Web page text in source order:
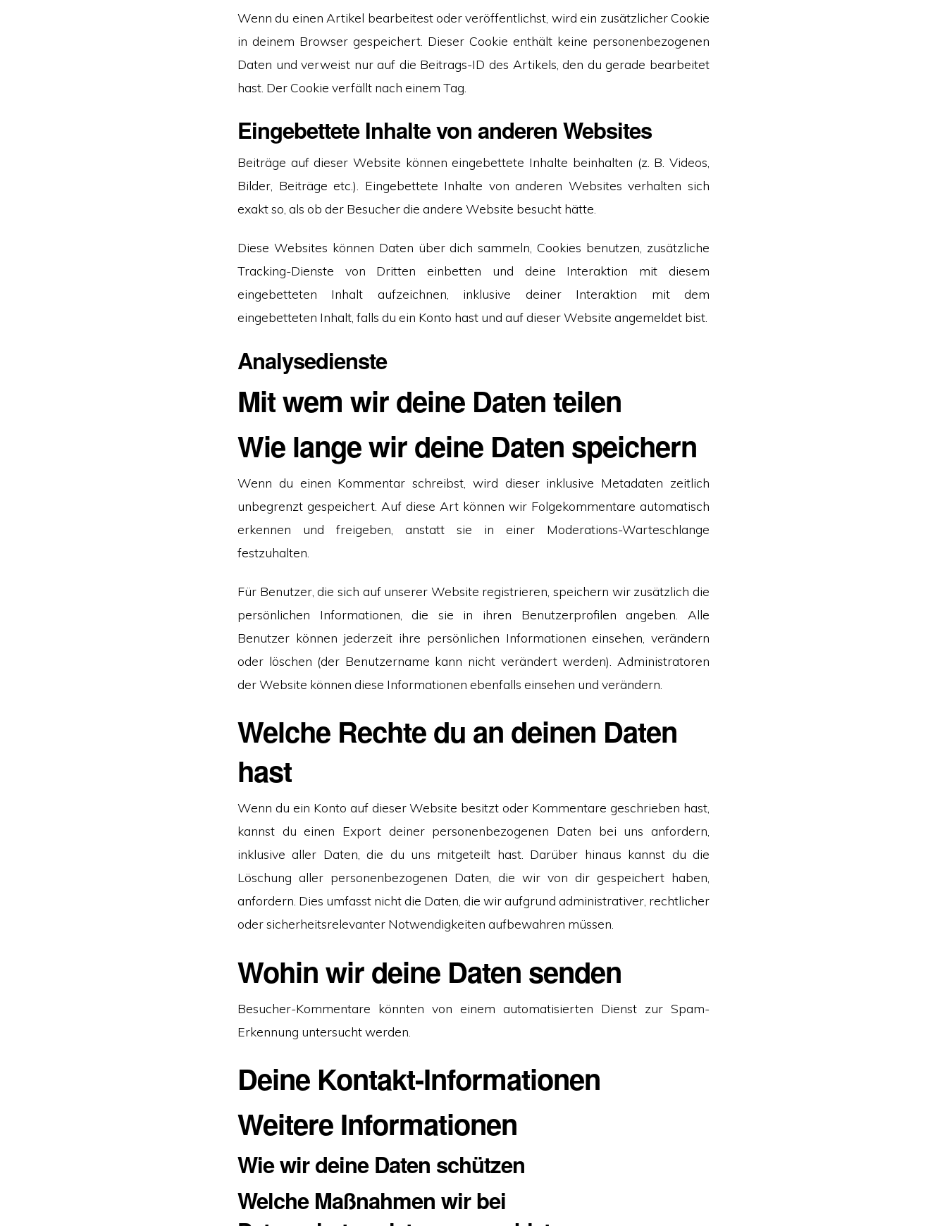
Wenn du einen Artikel bearbeitest oder veröffentlichst, wird ein zusätzlicher Cookie
in deinem Browser gespeichert. Dieser Cookie enthält keine personenbezogenen
Daten und verweist nur auf die Beitrags-ID des Artikels, den du gerade bearbeitet
hast. Der Cookie verfällt nach einem Tag.
Eingebettete Inhalte von anderen Websites
Beiträge auf dieser Website können eingebettete Inhalte beinhalten (z. B. Videos,
Bilder, Beiträge etc.). Eingebettete Inhalte von anderen Websites verhalten sich
exakt so, als ob der Besucher die andere Website besucht hätte.
Diese Websites können Daten über dich sammeln, Cookies benutzen, zusätzliche
Tracking-Dienste von Dritten einbetten und deine Interaktion mit diesem
eingebetteten Inhalt aufzeichnen, inklusive deiner Interaktion mit dem
eingebetteten Inhalt, falls du ein Konto hast und auf dieser Website angemeldet bist.
Analysedienste
Mit wem wir deine Daten teilen
Wie lange wir deine Daten speichern
Wenn du einen Kommentar schreibst, wird dieser inklusive Metadaten zeitlich
unbegrenzt gespeichert. Auf diese Art können wir Folgekommentare automatisch
erkennen und freigeben, anstatt sie in einer Moderations-Warteschlange
festzuhalten.
Für Benutzer, die sich auf unserer Website registrieren, speichern wir zusätzlich die
persönlichen Informationen, die sie in ihren Benutzerprofilen angeben. Alle
Benutzer können jederzeit ihre persönlichen Informationen einsehen, verändern
oder löschen (der Benutzername kann nicht verändert werden). Administratoren
der Website können diese Informationen ebenfalls einsehen und verändern.
Welche Rechte du an deinen Daten
hast
Wenn du ein Konto auf dieser Website besitzt oder Kommentare geschrieben hast,
kannst du einen Export deiner personenbezogenen Daten bei uns anfordern,
inklusive aller Daten, die du uns mitgeteilt hast. Darüber hinaus kannst du die
Löschung aller personenbezogenen Daten, die wir von dir gespeichert haben,
anfordern. Dies umfasst nicht die Daten, die wir aufgrund administrativer, rechtlicher
oder sicherheitsrelevanter Notwendigkeiten aufbewahren müssen.
Wohin wir deine Daten senden
Besucher-Kommentare könnten von einem automatisierten Dienst zur Spam-
Erkennung untersucht werden.
Deine Kontakt-Informationen
Weitere Informationen
Wie wir deine Daten schützen
Welche Maßnahmen wir bei